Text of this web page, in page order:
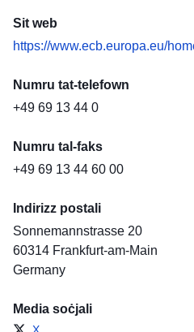
Sit web
https://www.ecb.europa.eu/
Numru tat-telefown
+49 69 13 44 0
Numru tal-faks
+49 69 13 44 60 00
Indirizz postali
Sonnemannstrasse 20
60314 Frankfurt-am-Main
Germany
Media soċjali